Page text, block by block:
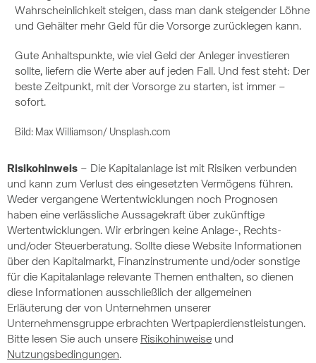
Wahrscheinlichkeit steigen, dass man dank steigender Löhne
und Gehälter mehr Geld für die Vorsorge zurücklegen kann.
Gute Anhaltspunkte, wie viel Geld der Anleger investieren
sollte, liefern die Werte aber auf jeden Fall. Und fest steht: Der
beste Zeitpunkt, mit der Vorsorge zu starten, ist immer –
sofort.
Bild: Max Williamson/ Unsplash.com
Risikohinweis – Die Kapitalanlage ist mit Risiken verbunden
und kann zum Verlust des eingesetzten Vermögens führen.
Weder vergangene Wertentwicklungen noch Prognosen
haben eine verlässliche Aussagekraft über zukünftige
Wertentwicklungen. Wir erbringen keine Anlage-, Rechts-
und/oder Steuerberatung. Sollte diese Website Informationen
über den Kapitalmarkt, Finanzinstrumente und/oder sonstige
für die Kapitalanlage relevante Themen enthalten, so dienen
diese Informationen ausschließlich der allgemeinen
Erläuterung der von Unternehmen unserer
Unternehmensgruppe erbrachten Wertpapierdienstleistungen.
Bitte lesen Sie auch unsere Risikohinweise und
Nutzungsbedingungen.